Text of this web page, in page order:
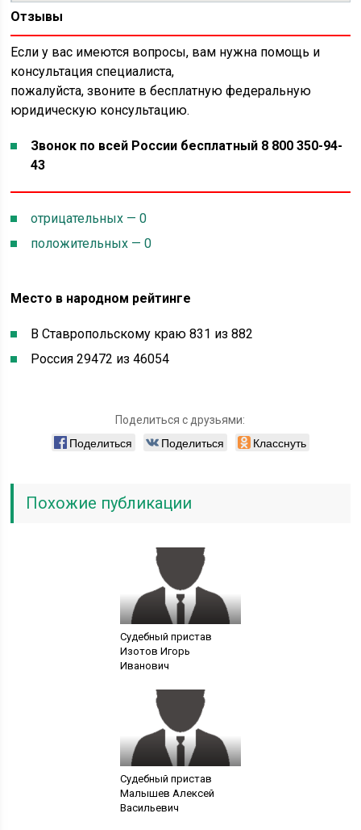
Отзывы
Если у вас имеются вопросы, вам нужна помощь и
консультация специалиста,
пожалуйста, звоните в бесплатную федеральную
юридическую консультацию.
Звонок по всей России бесплатный 8 800 350-94-
43
отрицательных — 0
положительных — 0
Место в народном рейтинге
В Ставропольскому краю 831 из 882
Россия 29472 из 46054
Поделиться с друзьями:
Поделиться Поделиться Класснуть
Похожие публикации
Судебный пристав
Изотов Игорь
Иванович
Судебный пристав
Малышев Алексей
Васильевич